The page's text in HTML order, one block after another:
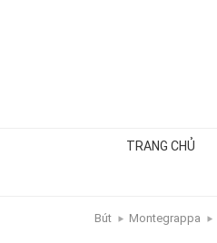
TRANG CHỦ
Bút Montegrappa